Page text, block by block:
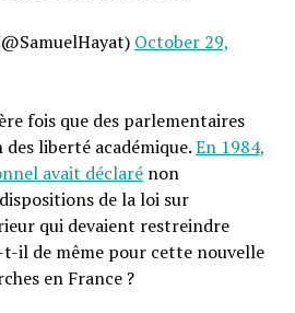
October 29,
fois que des parlementaires
liberté académique.En 1984,
avait déclarénon
de la loi sur
qui devaient restreindre
il de même pour cette nouvelle
en France ?